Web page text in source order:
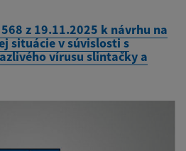
z 19.11.2025 k návrhu na
situácie v súvislosti s
vírusu slintačky a